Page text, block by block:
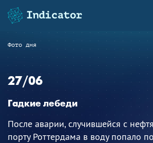
Фото дня
27/06
Гадкие лебеди
После аварии, случившейся с
порту Роттердама в воду попало